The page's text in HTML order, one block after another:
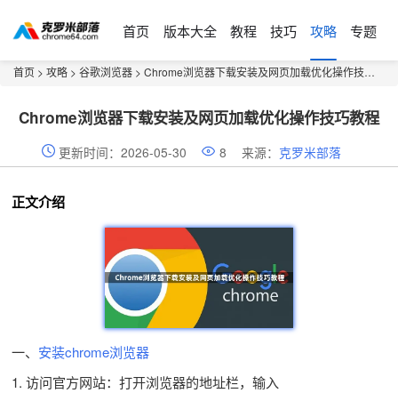
首页 版本大全 教程 技巧 攻略 专题
首页 > 攻略 > 谷歌浏览器 > Chrome浏览器下载安装及网页加载优化操作技巧教程
Chrome浏览器下载安装及网页加载优化操作技巧教程
更新时间：2026-05-30 8 来源： 克罗米部落
正文介绍
一、 安装chrome浏览器
1. 访问官方网站：打开浏览器的地址栏，输入